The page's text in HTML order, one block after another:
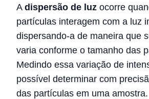
A dispersão de luz ocorre
partículas interagem com a luz
dispersando-a de maneira que
varia conforme o tamanho das
Medindo essa variação de
possível determinar com
das partículas em uma amostra.